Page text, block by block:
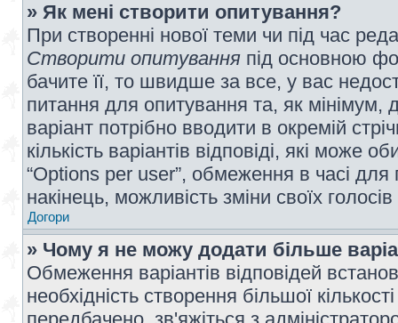
» Як мені створити опитування?
При створенні нової теми чи під час
Створити опитування під основною
бачите її, то швидше за все, у вас
питання для опитування та, як мінімум,
варіант потрібно вводити в окремій
кількість варіантів відповіді, які може
“Options per user”, обмеження в часі для
накінець, можливість зміни своїх
Догори
» Чому я не можу додати більше
Обмеження варіантів відповідей
необхідність створення більшої